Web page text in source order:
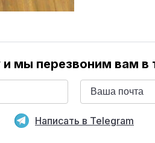
мы перезвоним вам в
Написать в Telegram